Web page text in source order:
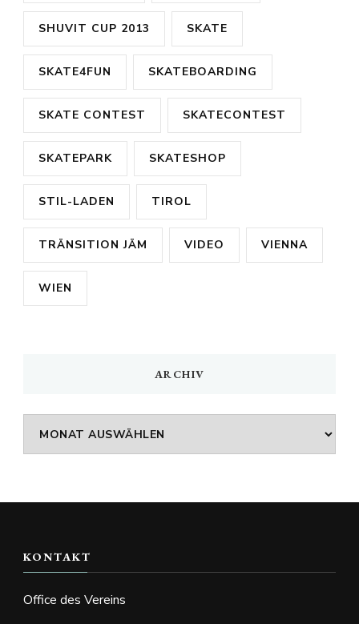
SHUVIT CUP 2013 SKATE
SKATE4FUN SKATEBOARDING
SKATE CONTEST SKATECONTEST
SKATEPARK SKATESHOP
STIL-LADEN TIROL
TRÄNSITION JÄM VIDEO VIENNA
WIEN
ARCHIV
Archiv
KONTAKT
Office des Vereins